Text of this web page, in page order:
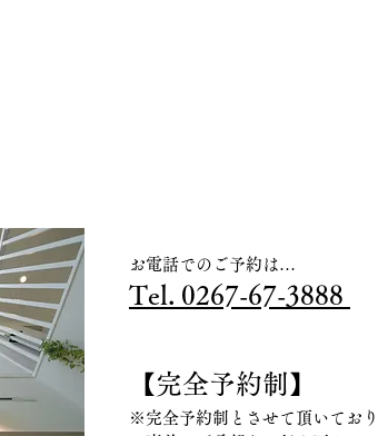
お電話でのご予約は…
Tel. 0267-67-3888
【完全予約制】
※完全予約制とさせて頂いており